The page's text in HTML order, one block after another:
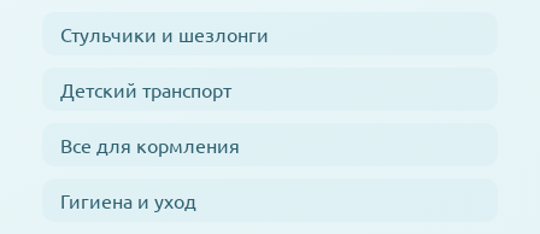
Стульчики и шезлонги
Детский транспорт
Все для кормления
Гигиена и уход